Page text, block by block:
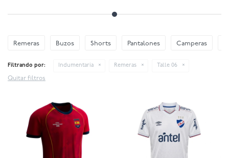
Remeras Buzos Shorts Pantalones Camperas
Filtrando por: Indumentaria Remeras Talle 06
Quitar filtros